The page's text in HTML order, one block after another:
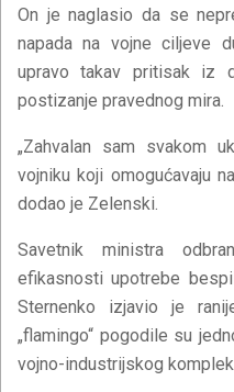
On je naglasio da se
napada na vojne ciljeve
upravo takav pritisak iz
postizanje pravednog mira.
„Zahvalan sam svakom
vojniku koji omogućavaju
dodao je Zelenski.
Savetnik ministra
efikasnosti upotrebe
Sternenko izjavio je
„flamingo“ pogodile su
vojno-industrijskog